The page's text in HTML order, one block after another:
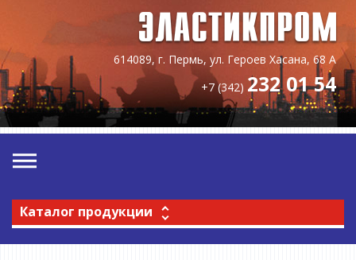
614089, г. Пермь, ул. Героев Хасана, 68 А
+7 (342) 232 01 54
Каталог продукции